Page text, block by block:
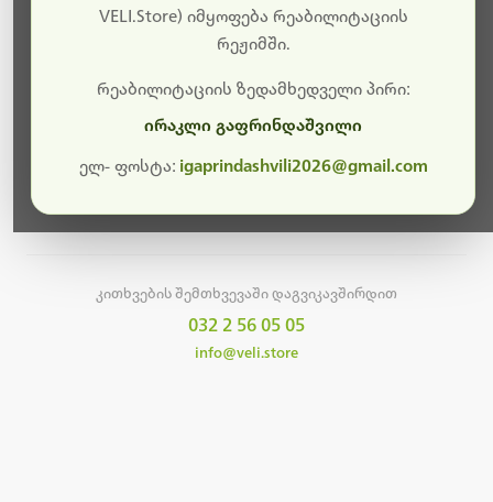
სამუშაოები.
მალე ისევ ხელმისაწვდომი იქნება. გმადლობთ
კითხვების შემთხვევაში დაგვიკავშირდით
032 2 56 05 05
info@veli.store
VELI.Store) იმყოფება რეაბილიტაციის
რეჟიმში.
რეაბილიტაციის ზედამხედველი პირი:
ირაკლი გაფრინდაშვილი
ელ- ფოსტა: igaprindashvili2026@gmail.com